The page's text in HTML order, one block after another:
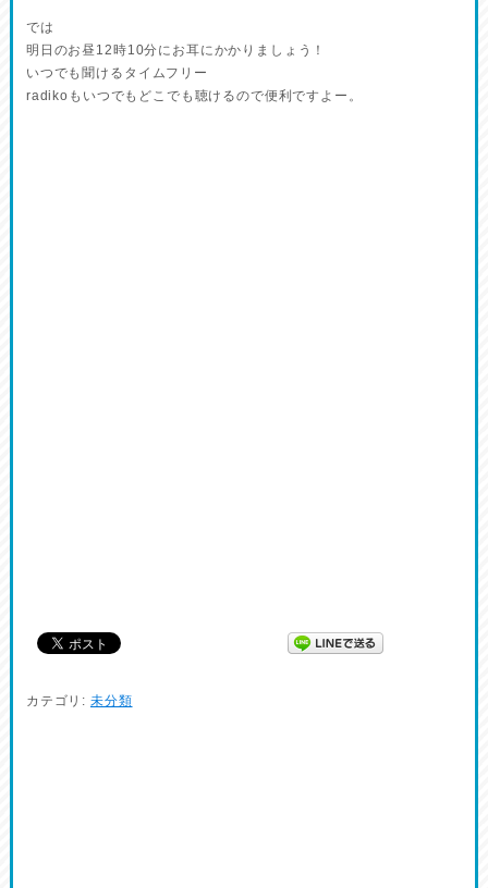
では
明日のお昼12時10分にお耳にかかりましょう！
いつでも聞けるタイムフリー
radikoもいつでもどこでも聴けるので便利ですよー。
カテゴリ: 未分類